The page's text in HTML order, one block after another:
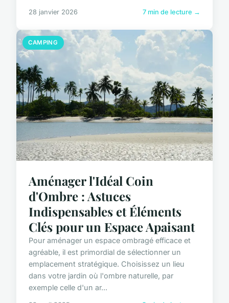
28 janvier 2026 7 min de lecture →
CAMPING
Aménager l'Idéal Coin
d'Ombre : Astuces
Indispensables et Éléments
Clés pour un Espace Apaisant
Pour aménager un espace ombragé efficace et
agréable, il est primordial de sélectionner un
emplacement stratégique. Choisissez un lieu
dans votre jardin où l'ombre naturelle, par
exemple celle d'un ar...